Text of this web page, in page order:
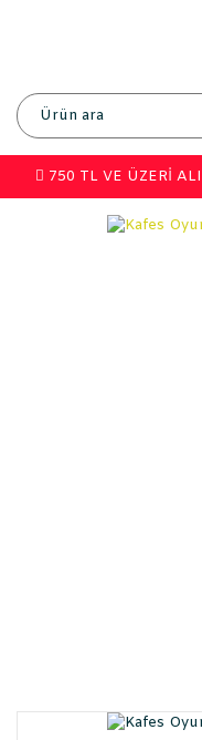
750 TL VE ÜZERİ